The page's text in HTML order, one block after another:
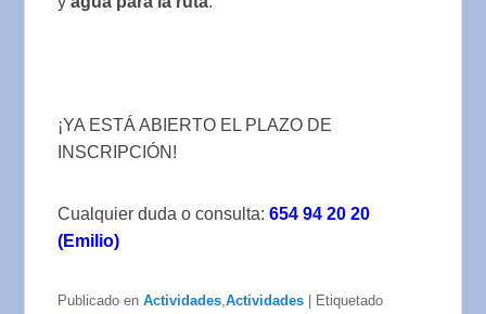
¡YA ESTÁ ABIERTO EL PLAZO DE
INSCRIPCIÓN!
Cualquier duda o consulta:654 94 20 20
(Emilio)
Publicado en Actividades,Actividades
Etiquetado